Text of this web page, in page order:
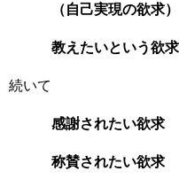
（自己実現の欲求）
教えたいという欲求
続いて
感謝されたい欲求
称賛されたい欲求